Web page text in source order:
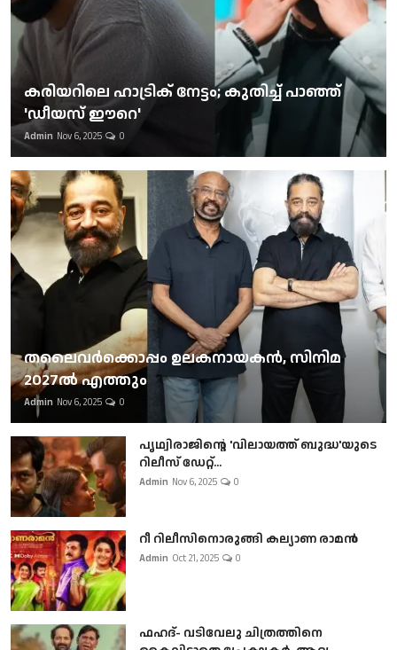
കരിയറിലെ ഹാട്രിക് നേട്ടം; കുതിച്ച് പാഞ്ഞ്
'ഡീയസ് ഈറെ'
Admin Nov 6, 2025 0
തലൈവര്‍ക്കൊപ്പം ഉലകനായകന്‍, സിനിമ
2027ല്‍ എത്തും
Admin Nov 6, 2025 0
പൃഥ്വിരാജിന്റെ 'വിലായത്ത് ബുദ്ധ'യുടെ
റിലീസ് ഡേറ്റ്...
Admin Nov 6, 2025 0
റീ റിലീസിനൊരുങ്ങി കല്യാണ രാമൻ
Admin Oct 21, 2025 0
ഫഹദ്- വടിവേലു ചിത്രത്തിനെ